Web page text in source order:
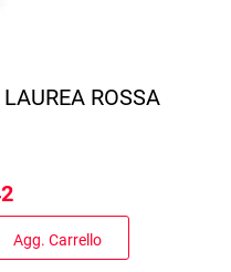
ROSSA
Agg. Carrello